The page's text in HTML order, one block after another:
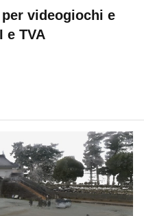
videogiochi e
e TVA